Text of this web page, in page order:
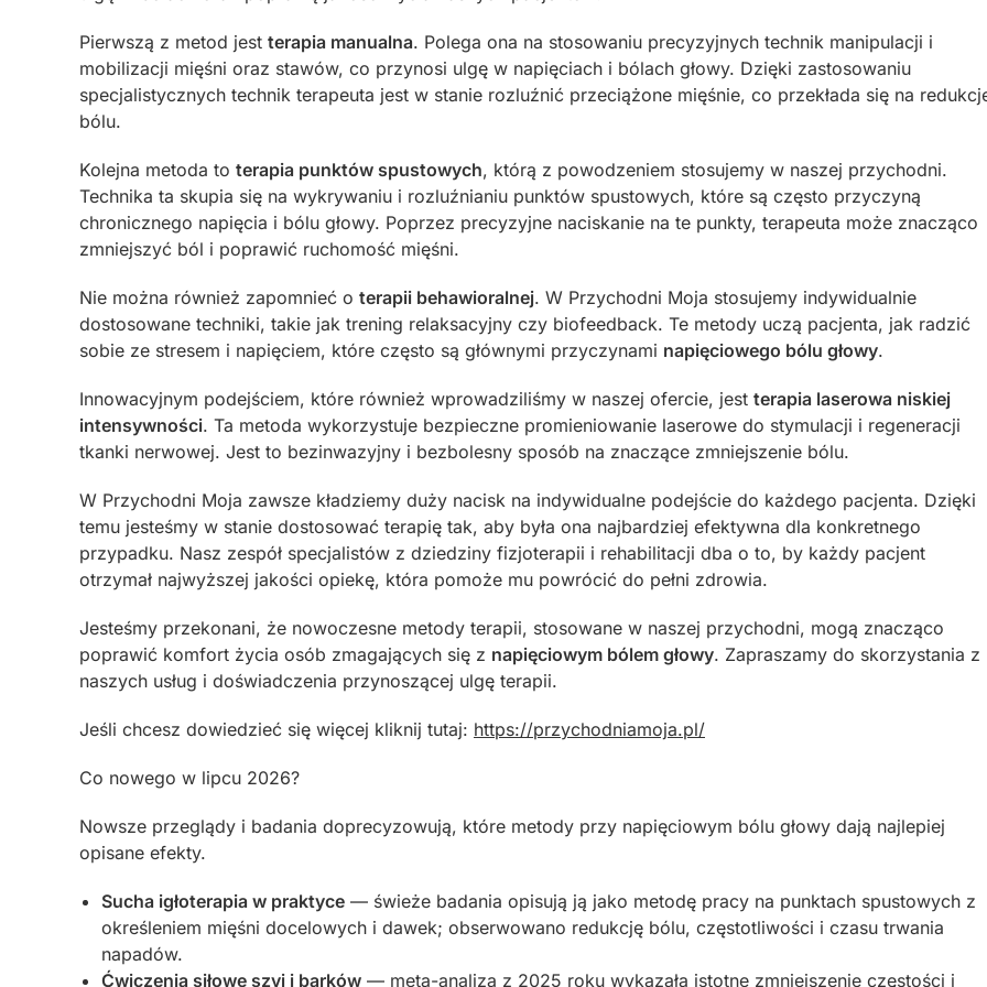
Pierwszą z metod jest terapia manualna. Polega ona na stosowaniu precyzyjnych technik manipulacji i
mobilizacji mięśni oraz stawów, co przynosi ulgę w napięciach i bólach głowy. Dzięki zastosowaniu
specjalistycznych technik terapeuta jest w stanie rozluźnić przeciążone mięśnie, co przekłada się na
bólu.
Kolejna metoda to terapia punktów spustowych, którą z powodzeniem stosujemy w naszej przychodni.
Technika ta skupia się na wykrywaniu i rozluźnianiu punktów spustowych, które są często przyczyną
chronicznego napięcia i bólu głowy. Poprzez precyzyjne naciskanie na te punkty, terapeuta może znacząco
zmniejszyć ból i poprawić ruchomość mięśni.
Nie można również zapomnieć o terapii behawioralnej. W Przychodni Moja stosujemy indywidualnie
dostosowane techniki, takie jak trening relaksacyjny czy biofeedback. Te metody uczą pacjenta, jak radzić
sobie ze stresem i napięciem, które często są głównymi przyczynami napięciowego bólu głowy.
Innowacyjnym podejściem, które również wprowadziliśmy w naszej ofercie, jest terapia laserowa niskiej
intensywności. Ta metoda wykorzystuje bezpieczne promieniowanie laserowe do stymulacji i regeneracji
tkanki nerwowej. Jest to bezinwazyjny i bezbolesny sposób na znaczące zmniejszenie bólu.
W Przychodni Moja zawsze kładziemy duży nacisk na indywidualne podejście do każdego pacjenta. Dzięki
temu jesteśmy w stanie dostosować terapię tak, aby była ona najbardziej efektywna dla konkretnego
przypadku. Nasz zespół specjalistów z dziedziny fizjoterapii i rehabilitacji dba o to, by każdy pacjent
otrzymał najwyższej jakości opiekę, która pomoże mu powrócić do pełni zdrowia.
Jesteśmy przekonani, że nowoczesne metody terapii, stosowane w naszej przychodni, mogą znacząco
poprawić komfort życia osób zmagających się z napięciowym bólem głowy. Zapraszamy do skorzystania z
naszych usług i doświadczenia przynoszącej ulgę terapii.
Jeśli chcesz dowiedzieć się więcej kliknij tutaj: https://przychodniamoja.pl/
Co nowego w lipcu 2026?
Nowsze przeglądy i badania doprecyzowują, które metody przy napięciowym bólu głowy dają najlepiej
opisane efekty.
Sucha igłoterapia w praktyce — świeże badania opisują ją jako metodę pracy na punktach spustowych z
określeniem mięśni docelowych i dawek; obserwowano redukcję bólu, częstotliwości i czasu trwania
napadów.
Ćwiczenia siłowe szyi i barków — meta-analiza z 2025 roku wykazała istotne zmniejszenie częstości i